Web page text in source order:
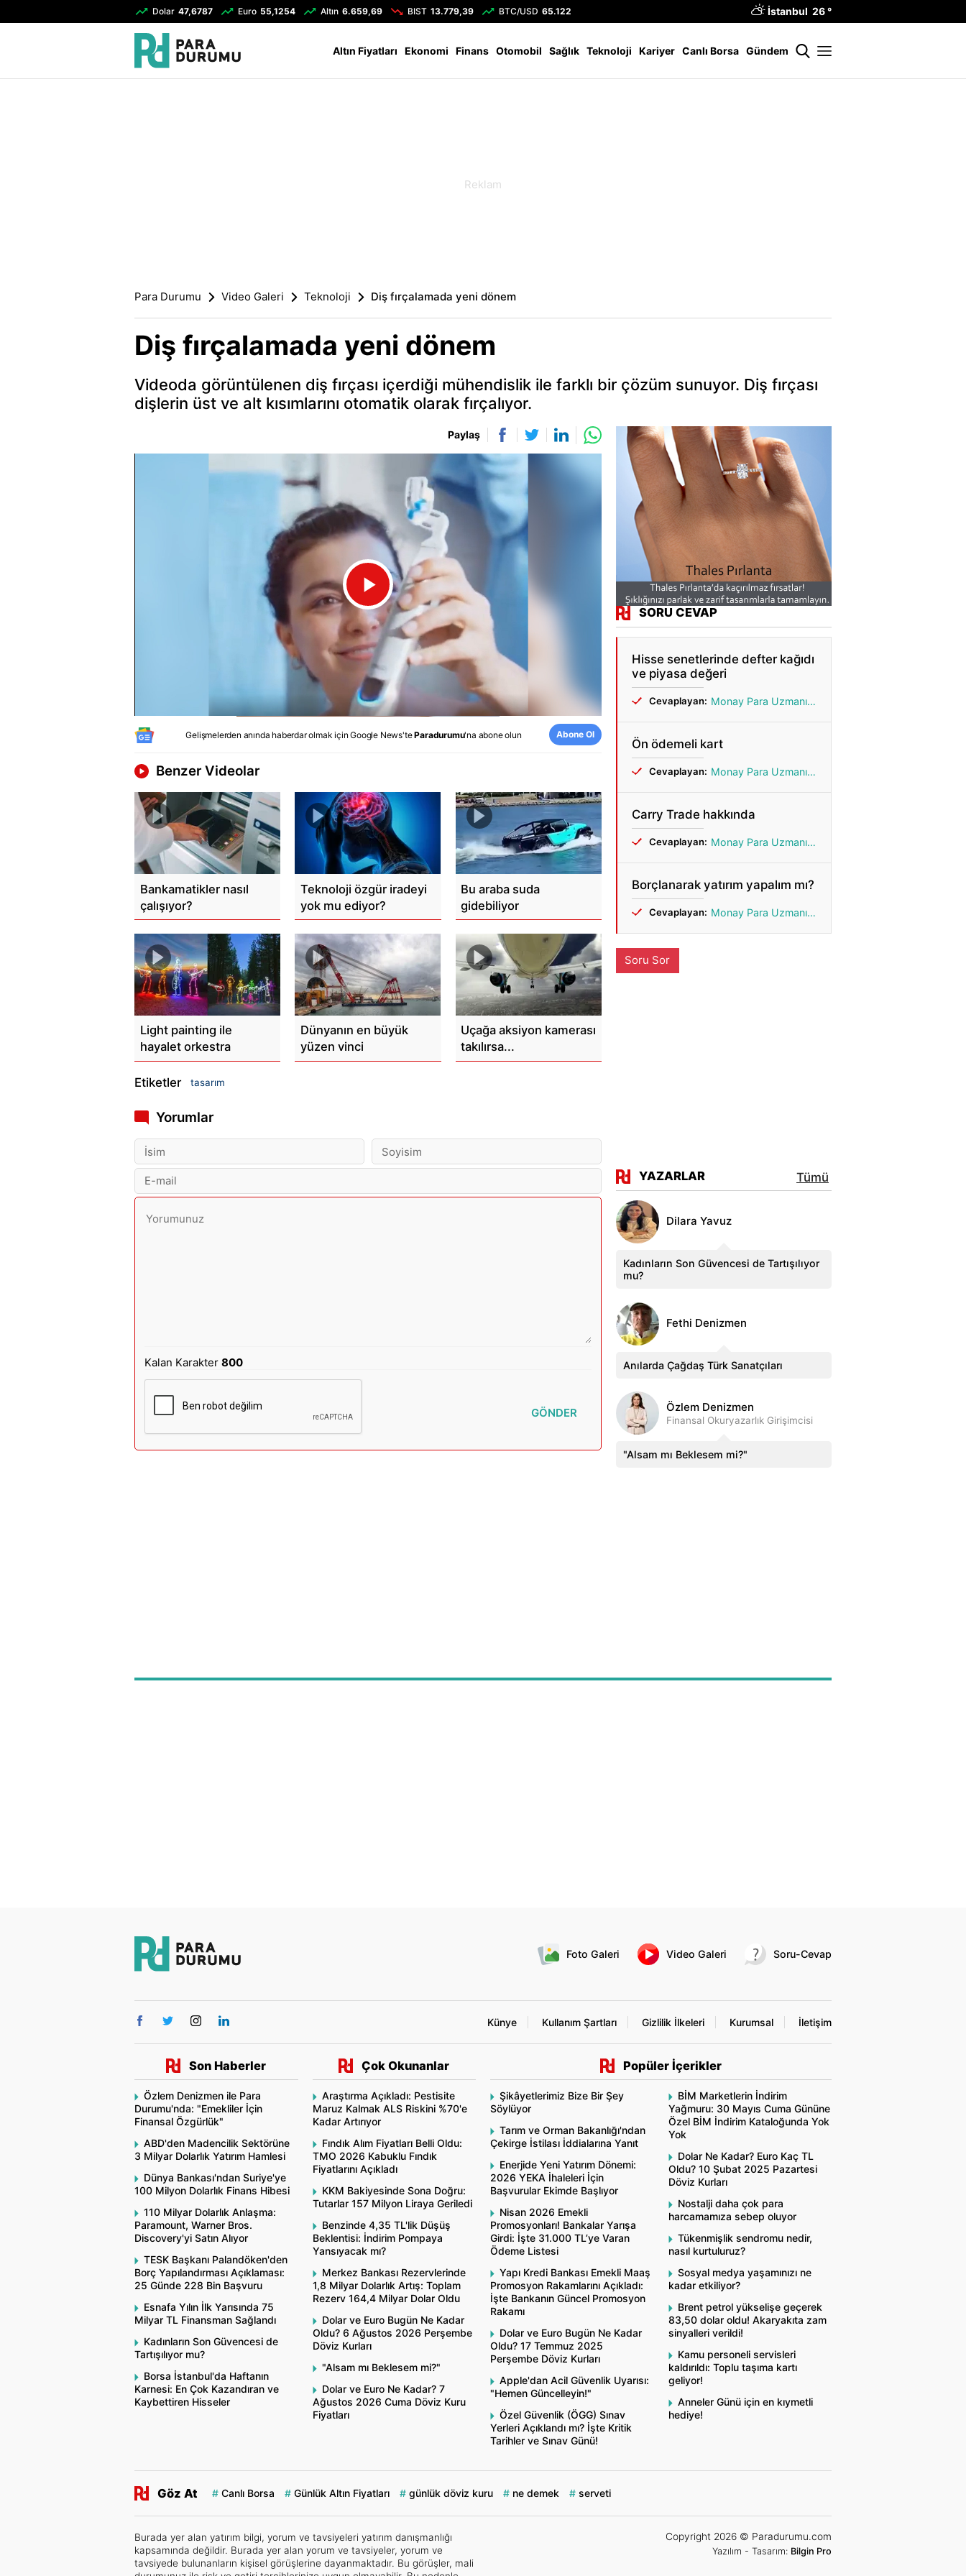
Dolar 47,6787 Euro 55,1254 Altın 6.659,69 BIST 13.779,39 BTC/USD 65.122 İstanbul 26 °
Altın Fiyatları Ekonomi Finans Otomobil Sağlık Teknoloji Kariyer Canlı Borsa Gündem
Para Durumu Video Galeri Teknoloji Diş fırçalamada yeni dönem
Diş fırçalamada yeni dönem
Videoda görüntülenen diş fırçası içerdiği mühendislik ile farklı bir çözüm sunuyor. Diş fırçası
dişlerin üst ve alt kısımlarını otomatik olarak fırçalıyor.
Paylaş
Videoyu
Oynat
Gelişmelerden anında haberdar olmak içinGoogle News'teParadurumu'na abone olun Abone Ol
Benzer Videolar
Bankamatikler nasıl
çalışıyor?
Teknoloji özgür iradeyi
yok mu ediyor?
Bu araba suda
gidebiliyor
Light painting ile
hayalet orkestra
Dünyanın en büyük
yüzen vinci
Uçağa aksiyon kamerası
takılırsa...
Etiketler tasarım
Yorumlar
Kalan Karakter800
GÖNDER
SORU CEVAP
Hisse senetlerinde defter kağıdı
ve piyasa değeri
Cevaplayan: Monay Para Uzmanı Gönül
Ön ödemeli kart
Cevaplayan: Monay Para Uzmanı Gönül
Carry Trade hakkında
Cevaplayan: Monay Para Uzmanı Gönül
Borçlanarak yatırım yapalım mı?
Cevaplayan: Monay Para Uzmanı Gönül
Soru Sor
YAZARLAR Tümü
Dilara Yavuz
Kadınların Son Güvencesi de Tartışılıyor
mu?
Fethi Denizmen
Anılarda Çağdaş Türk Sanatçıları
Özlem Denizmen
Finansal Okuryazarlık Girişimcisi
"Alsam mı Beklesem mi?"
Foto Galeri Video Galeri Soru-Cevap
Künye Kullanım Şartları Gizlilik İlkeleri Kurumsal İletişim
Son Haberler
Özlem Denizmen ile Para
Durumu'nda: "Emekliler İçin
Finansal Özgürlük"
ABD'den Madencilik Sektörüne
3 Milyar Dolarlık Yatırım Hamlesi
Dünya Bankası'ndan Suriye'ye
100 Milyon Dolarlık Finans Hibesi
110 Milyar Dolarlık Anlaşma:
Paramount, Warner Bros.
Discovery'yi Satın Alıyor
TESK Başkanı Palandöken'den
Borç Yapılandırması Açıklaması:
25 Günde 228 Bin Başvuru
Esnafa Yılın İlk Yarısında 75
Milyar TL Finansman Sağlandı
Kadınların Son Güvencesi de
Tartışılıyor mu?
Borsa İstanbul'da Haftanın
Karnesi: En Çok Kazandıran ve
Kaybettiren Hisseler
Çok Okunanlar
Araştırma Açıkladı: Pestisite
Maruz Kalmak ALS Riskini %70'e
Kadar Artırıyor
Fındık Alım Fiyatları Belli Oldu:
TMO 2026 Kabuklu Fındık
Fiyatlarını Açıkladı
KKM Bakiyesinde Sona Doğru:
Tutarlar 157 Milyon Liraya Geriledi
Benzinde 4,35 TL'lik Düşüş
Beklentisi: İndirim Pompaya
Yansıyacak mı?
Merkez Bankası Rezervlerinde
1,8 Milyar Dolarlık Artış: Toplam
Rezerv 164,4 Milyar Dolar Oldu
Dolar ve Euro Bugün Ne Kadar
Oldu? 6 Ağustos 2026 Perşembe
Döviz Kurları
"Alsam mı Beklesem mi?"
Dolar ve Euro Ne Kadar? 7
Ağustos 2026 Cuma Döviz Kuru
Fiyatları
Popüler İçerikler
Şikâyetlerimiz Bize Bir Şey
Söylüyor
Tarım ve Orman Bakanlığı'ndan
Çekirge İstilası İddialarına Yanıt
Enerjide Yeni Yatırım Dönemi:
2026 YEKA İhaleleri İçin
Başvurular Ekimde Başlıyor
Nisan 2026 Emekli
Promosyonları! Bankalar Yarışa
Girdi: İşte 31.000 TL’ye Varan
Ödeme Listesi
Yapı Kredi Bankası Emekli Maaş
Promosyon Rakamlarını Açıkladı:
İşte Bankanın Güncel Promosyon
Rakamı
Dolar ve Euro Bugün Ne Kadar
Oldu? 17 Temmuz 2025
Perşembe Döviz Kurları
Apple'dan Acil Güvenlik Uyarısı:
"Hemen Güncelleyin!"
Özel Güvenlik (ÖGG) Sınav
Yerleri Açıklandı mı? İşte Kritik
Tarihler ve Sınav Günü!
BİM Marketlerin İndirim
Yağmuru: 30 Mayıs Cuma Gününe
Özel BİM İndirim Kataloğunda Yok
Yok
Dolar Ne Kadar? Euro Kaç TL
Oldu? 10 Şubat 2025 Pazartesi
Döviz Kurları
Nostalji daha çok para
harcamamıza sebep oluyor
Tükenmişlik sendromu nedir,
nasıl kurtuluruz?
Sosyal medya yaşamınızı ne
kadar etkiliyor?
Brent petrol yükselişe geçerek
83,50 dolar oldu! Akaryakıta zam
sinyalleri verildi!
Kamu personeli servisleri
kaldırıldı: Toplu taşıma kartı
geliyor!
Anneler Günü için en kıymetli
hediye!
Göz At Canlı Borsa Günlük Altın Fiyatları günlük döviz kuru ne demek serveti
Burada yer alan yatırım bilgi, yorum ve tavsiyeleri yatırım danışmanlığı
kapsamında değildir. Burada yer alan yorum ve tavsiyeler, yorum ve
tavsiyede bulunanların kişisel görüşlerine dayanmaktadır. Bu görüşler, mali
Copyright 2026 © Paradurumu.com
Yazılım - Tasarım: Bilgin Pro